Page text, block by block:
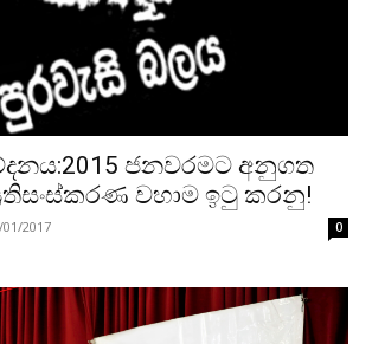
ජනවරමට අනුගත
වහාම ඉටු කරනු!
01/2017 0